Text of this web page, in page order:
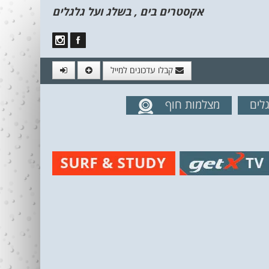
אקסטרים בים , בשלג ועל גלגלים
קבלו עדכונים למייל
מהאתרמצלמות חוף